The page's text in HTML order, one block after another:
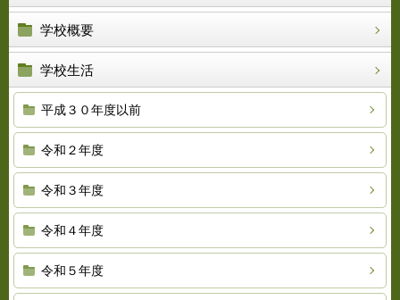
学校概要
学校生活
平成３０年度以前
令和２年度
令和３年度
令和４年度
令和５年度